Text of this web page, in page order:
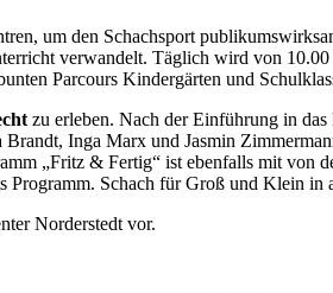
um den Schachsport
verwandelt. Täglich wird von
Parcours Kindergärten und
zu erleben. Nach der Einführung in
Inga Marx und Jasmin
„Fritz & Fertig“ ist ebenfalls mit von
Schach für Groß und Klein in
Norderstedt vor.